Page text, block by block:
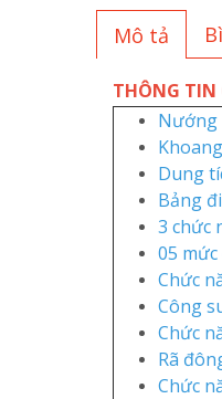
Mô tả
THÔNG TIN
Nướng
Dung
Bảng
3 chức
05 mức
Chức
Công
Chức
Rã
Chức